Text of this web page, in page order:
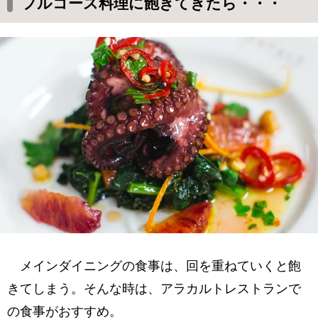
メインダイニングの食事は、回を重ねていくと飽
きてしまう。そんな時は、アラカルトレストランで
の食事がおすすめ。